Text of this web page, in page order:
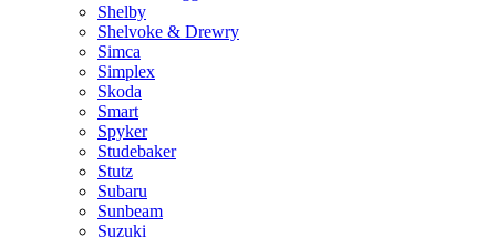
Shelby
Shelvoke & Drewry
Simca
Simplex
Skoda
Smart
Spyker
Studebaker
Stutz
Subaru
Sunbeam
Suzuki